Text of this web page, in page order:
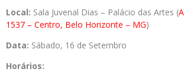
Local: Sala Juvenal Dias – Palácio das Artes (
1537 – Centro, Belo Horizonte – MG)
Data: Sábado, 16 de Setembro
Horários: